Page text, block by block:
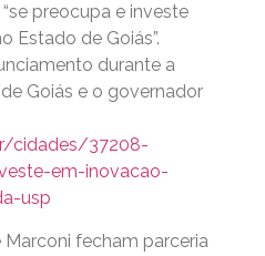
preocupa e investe
Estado de Goiás”.
durante a
Goiás e o governador
cidades/37208-
em-inovacao-
usp
Marconi fecham parceria